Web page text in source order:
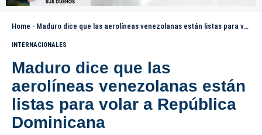
Home - Maduro dice que las aerolíneas venezolanas están listas para volar a República Dominicana
INTERNACIONALES
Maduro dice que las
aerolíneas venezolanas están
listas para volar a República
Dominicana